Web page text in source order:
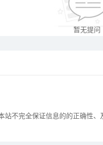
暂无提问
站不完全保证信息的的正确性